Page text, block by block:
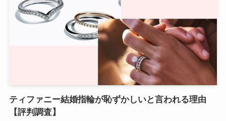
ティファニー結婚指輪が恥ずかしいと言われる理由
【評判調査】